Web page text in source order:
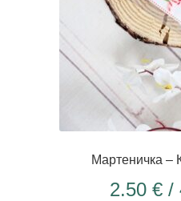
Мартеничка –
2.50 € /